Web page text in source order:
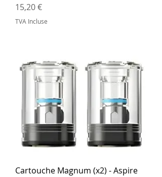
Prix
15,20 €
TVA Incluse
Cartouche Magnum (x2) - Aspire